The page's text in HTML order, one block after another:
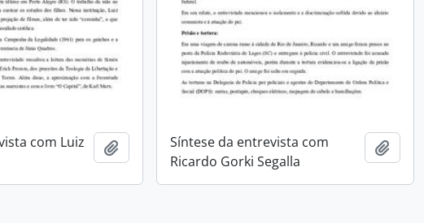
com Luiz
Adicionar a área de transferência
Síntese da entrevista com
Ricardo Gorki Segalla